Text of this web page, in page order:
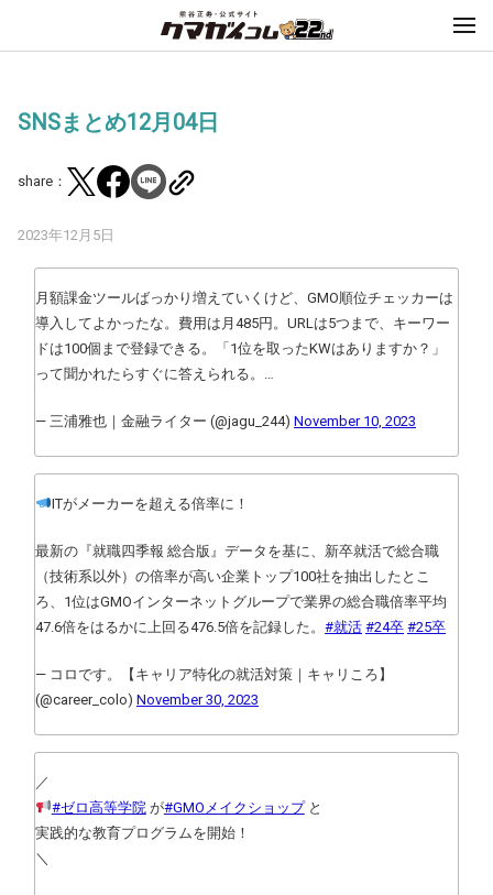
SNSまとめ12月04日
share：
2023年12月5日
月額課金ツールばっかり増えていくけど、GMO順位チェッカーは
導入してよかったな。費用は月485円。URLは5つまで、キーワー
ドは100個まで登録できる。「1位を取ったKWはありますか？」
って聞かれたらすぐに答えられる。…
— 三浦雅也｜金融ライター (@jagu_244) November 10, 2023
ITがメーカーを超える倍率に！
最新の『就職四季報 総合版』データを基に、新卒就活で総合職
（技術系以外）の倍率が高い企業トップ100社を抽出したとこ
ろ、1位はGMOインターネットグループで業界の総合職倍率平均
47.6倍をはるかに上回る476.5倍を記録した。 #就活 #24卒 #25卒
— コロです。【キャリア特化の就活対策｜キャリころ】
(@career_colo) November 30, 2023
／
#ゼロ高等学院が#GMOメイクショップと
実践的な教育プログラムを開始！
＼